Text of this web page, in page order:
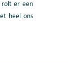
rolt er een
heel ons